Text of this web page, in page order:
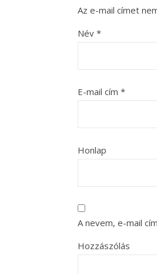
Az e-mail címet
Név *
E-mail cím *
Honlap
A nevem, e-mail
Hozzászólás